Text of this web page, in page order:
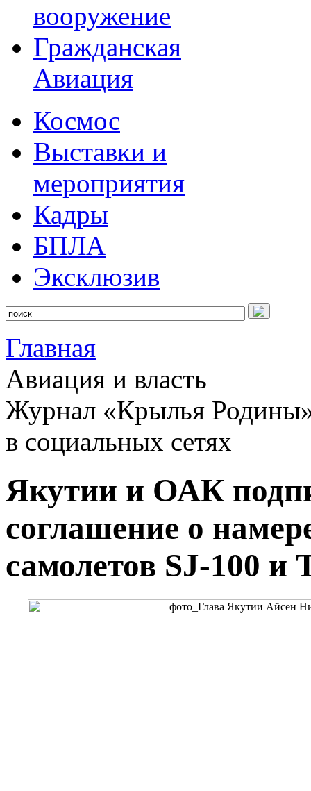
вооружение
Гражданская
Авиация
Космос
Выставки и
мероприятия
Кадры
БПЛА
Эксклюзив
Главная
Авиация и власть
Журнал «Крылья
в социальных сетях
Якутии и ОАК
соглашение о
самолетов SJ-100 и